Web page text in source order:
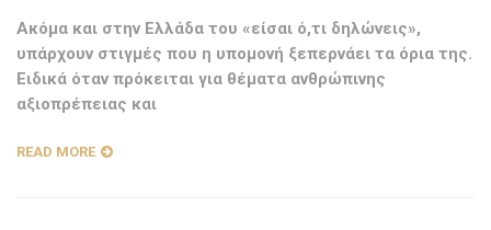
Ακόμα και στην Ελλάδα του «είσαι ό,τι δηλώνεις»,
υπάρχουν στιγμές που η υπομονή ξεπερνάει τα όρια της.
Ειδικά όταν πρόκειται για θέματα ανθρώπινης
αξιοπρέπειας και
READ MORE